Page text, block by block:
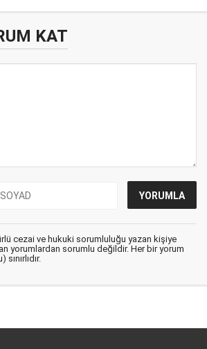
KAT
cezai ve hukuki sorumluluğu yazan kişiye
yorumlardan sorumlu değildir. Her bir yorum